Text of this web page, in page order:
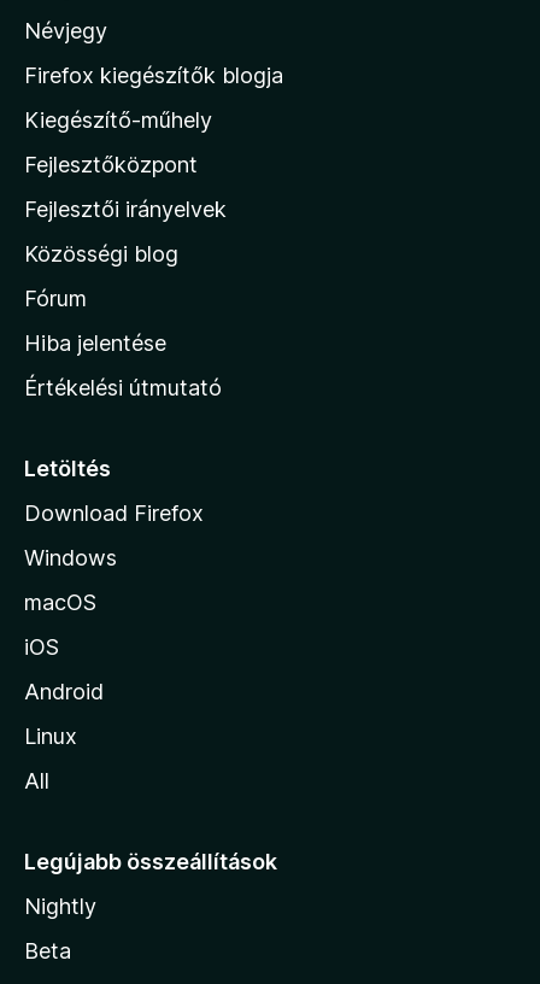
a
M
z
i
l
a
h
o
l
p
á
r
Névjegy
Firefox kiegészítők blogja
Kiegészítő-műhely
Fejlesztőközpont
Fejlesztői irányelvek
Közösségi blog
Fórum
Hiba jelentése
Értékelési útmutató
Letöltés
Download Firefox
Windows
macOS
iOS
Android
Linux
All
Legújabb összeállítások
Nightly
Beta